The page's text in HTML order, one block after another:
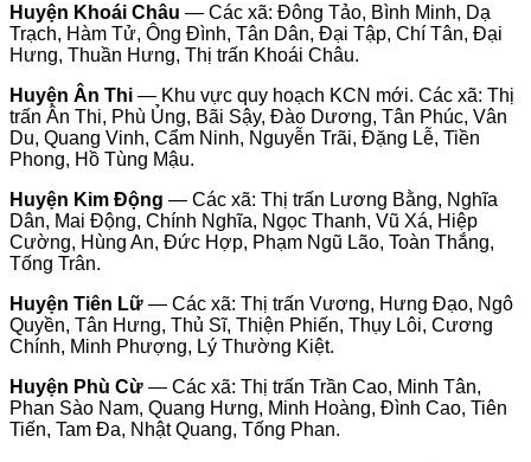
Huyện Khoái Châu — Các xã: Đông Tảo, Bình Minh, Dạ
Trạch, Hàm Tử, Ông Đình, Tân Dân, Đại Tập, Chí Tân, Đại
Hưng, Thuần Hưng, Thị trấn Khoái Châu.
Huyện Ân Thi — Khu vực quy hoạch KCN mới. Các xã: Thị
trấn Ân Thi, Phù Ủng, Bãi Sậy, Đào Dương, Tân Phúc, Vân
Du, Quang Vinh, Cẩm Ninh, Nguyễn Trãi, Đặng Lễ, Tiền
Phong, Hồ Tùng Mậu.
Huyện Kim Động — Các xã: Thị trấn Lương Bằng, Nghĩa
Dân, Mai Động, Chính Nghĩa, Ngọc Thanh, Vũ Xá, Hiệp
Cường, Hùng An, Đức Hợp, Phạm Ngũ Lão, Toàn Thắng,
Tống Trân.
Huyện Tiên Lữ — Các xã: Thị trấn Vương, Hưng Đạo, Ngô
Quyền, Tân Hưng, Thủ Sĩ, Thiện Phiến, Thụy Lôi, Cương
Chính, Minh Phượng, Lý Thường Kiệt.
Huyện Phù Cừ — Các xã: Thị trấn Trần Cao, Minh Tân,
Phan Sào Nam, Quang Hưng, Minh Hoàng, Đình Cao, Tiên
Tiến, Tam Đa, Nhật Quang, Tống Phan.